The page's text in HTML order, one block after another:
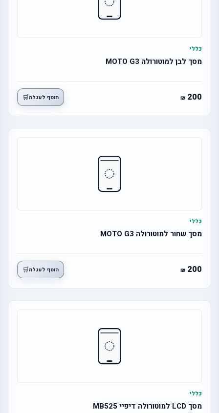
כללי
מסך לבן למוטורולה MOTO G3
200 הוסף לעגלה🛒
כללי
מסך שחור למוטורולה MOTO G3
200 הוסף לעגלה🛒
כללי
מסך LCD למוטורולה דיפיי MB525